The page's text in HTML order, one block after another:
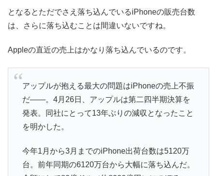
となるとただでさえ落ち込んでいるiPhoneの販売台数
は、さらに落ち込むことは間違いないですね。
Appleの直近の売上はかなり落ち込んでいるのです。
アップルが抱える最大の問題はiPhoneの売上不振
だ――。4月26日、アップルは第二四半期決算を
発表。同社にとって13年ぶりの減収となったこと
を明かした。
今年1月から3月までのiPhone出荷台数は5120万
台。前年同期の6120万台から大幅に落ち込んだ。